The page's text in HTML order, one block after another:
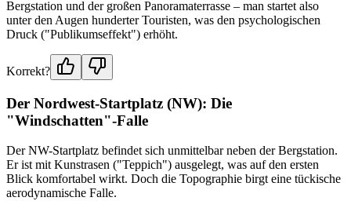
Bergstation und der großen Panoramaterrasse – man startet also
unter den Augen hunderter Touristen, was den psychologischen
Druck ("Publikumseffekt") erhöht.
Korrekt?
Der Nordwest-Startplatz (NW): Die
"Windschatten"-Falle
Der NW-Startplatz befindet sich unmittelbar neben der Bergstation.
Er ist mit Kunstrasen ("Teppich") ausgelegt, was auf den ersten
Blick komfortabel wirkt. Doch die Topographie birgt eine tückische
aerodynamische Falle.